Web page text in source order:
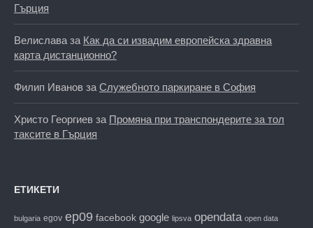
Гърция
Велислава за Как да си извадим европейска здравна
карта дистанционно?
Филип Иванов за Служебното паркиране в София
Христо Георгиев за Промяна при транспондерите за тол
таксите в Гърция
ЕТИКЕТИ
bulgaria egov ep09 facebook google lipsva opendata open data